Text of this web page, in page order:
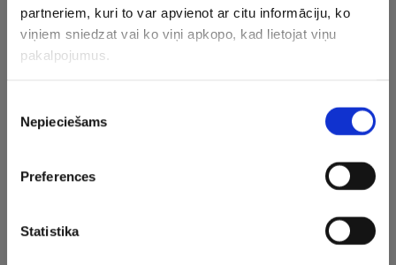
partneriem, kuri to var apvienot ar citu informāciju, ko
viņiem sniedzat vai ko viņi apkopo, kad lietojat viņu
pakalpojumus.
izvēle
Nepieciešams
Preferences
Statistika
Tāpat Fēlikss šī mēneša sākumā debitēja Portugāles
nacionālajā izlasē, spēlējot līdzās superzvaigznei
triumfēja visā turnīrā.
Savukārt Madrides “Atletico” komanda aizvadītajā sezonā
kļuva par Spānijas vicečempioni.
CITAS ZIŅAS NO ŠĪS KATEGORIJAS